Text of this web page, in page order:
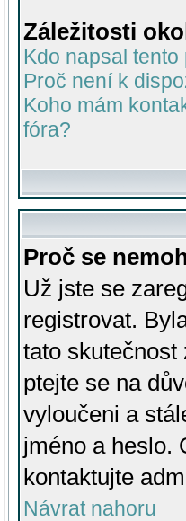
Záležitosti
Kdo napsal tento
Proč není k
Koho mám
fóra?
Proč se
Už jste se
registrovat.
tato skutečnost
ptejte se na
vyloučeni a
jméno a heslo.
kontaktujte
Návrat nahoru